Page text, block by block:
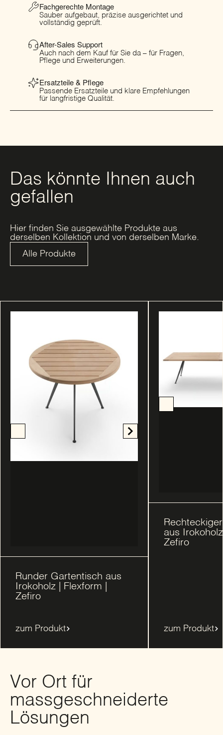
Fachgerechte Montage
Sauber aufgebaut, präzise ausgerichtet und
vollständig geprüft.
After-Sales Support
Auch nach dem Kauf für Sie da – für Fragen,
Pflege und Erweiterungen.
Ersatzteile & Pflege
Passende Ersatzteile und klare Empfehlungen
für langfristige Qualität.
Das könnte Ihnen auch
gefallen
Hier finden Sie ausgewählte Produkte aus
derselben Kollektion und von derselben Marke.
Alle Produkte
Runder Gartentisch aus
Irokoholz | Flexform |
Zefiro
zum Produkt
aus
Zefiro
zum Produkt
Vor Ort für
massgeschneiderte
Lösungen